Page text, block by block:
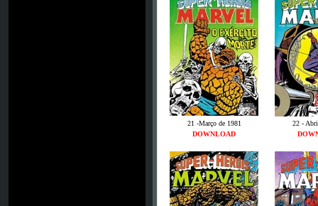
21 -Março de 1981
22 -
DOWNLOAD